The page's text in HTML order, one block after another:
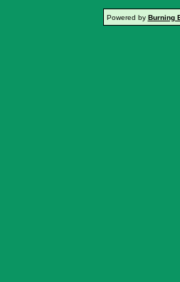
Powered by Burning